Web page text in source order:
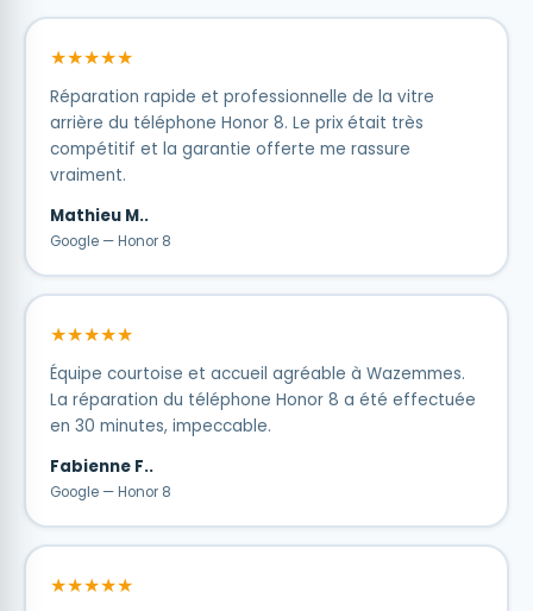
★★★★★
Réparation rapide et professionnelle de la vitre
arrière du téléphone Honor 8. Le prix était très
compétitif et la garantie offerte me rassure
vraiment.
Mathieu M..
Google — Honor 8
★★★★★
Équipe courtoise et accueil agréable à Wazemmes.
La réparation du téléphone Honor 8 a été effectuée
en 30 minutes, impeccable.
Fabienne F..
Google — Honor 8
★★★★★